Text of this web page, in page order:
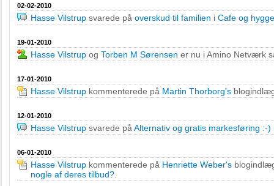
02-02-2010
Hasse Vilstrup svarede på overskud til familien i Cafe og hygge
19-01-2010
Hasse Vilstrup og Torben M Sørensen er nu i Amino Netværk
17-01-2010
Hasse Vilstrup kommenterede på Martin Thorborg's
12-01-2010
Hasse Vilstrup svarede på Alternativ og gratis markesføring :-)
06-01-2010
Hasse Vilstrup kommenterede på Henriette Weber's
nogle af deres tilbud?